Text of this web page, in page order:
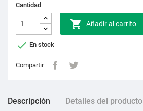
Cantidad
 Añadir al carrito
 En stock
Compartir
Descripción Detalles del producto